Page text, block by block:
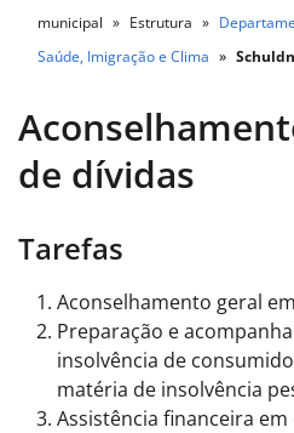
municipal
Estrutura
Saúde, Imigração e Clima
de dívidas
Tarefas
Aconselhamento geral
Preparação e
insolvência de
matéria de insolvência
Assistência financeira